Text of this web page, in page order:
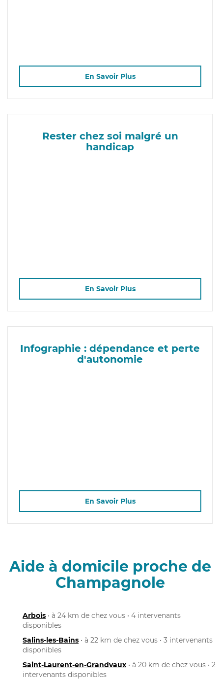
En Savoir Plus
Rester chez soi malgré un
handicap
En Savoir Plus
Infographie : dépendance et perte
d'autonomie
En Savoir Plus
Aide à domicile proche de
Champagnole
Arbois • à 24 km de chez vous • 4 intervenants
disponibles
Salins-les-Bains • à 22 km de chez vous • 3 intervenants
disponibles
Saint-Laurent-en-Grandvaux • à 20 km de chez vous • 2
intervenants disponibles